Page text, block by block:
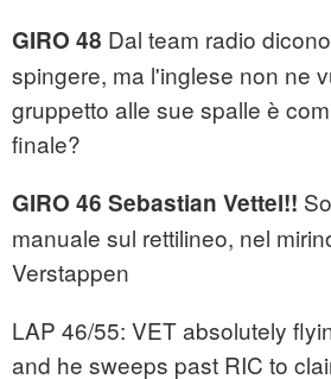
GIRO 48 Dal team radio
spingere, ma l'inglese non ne
gruppetto alle sue spalle è
finale?
GIRO 46 Sebastian Vettel!!
manuale sul rettilineo, nel
Verstappen
LAP 46/55: VET absolutely
and he sweeps past RIC to